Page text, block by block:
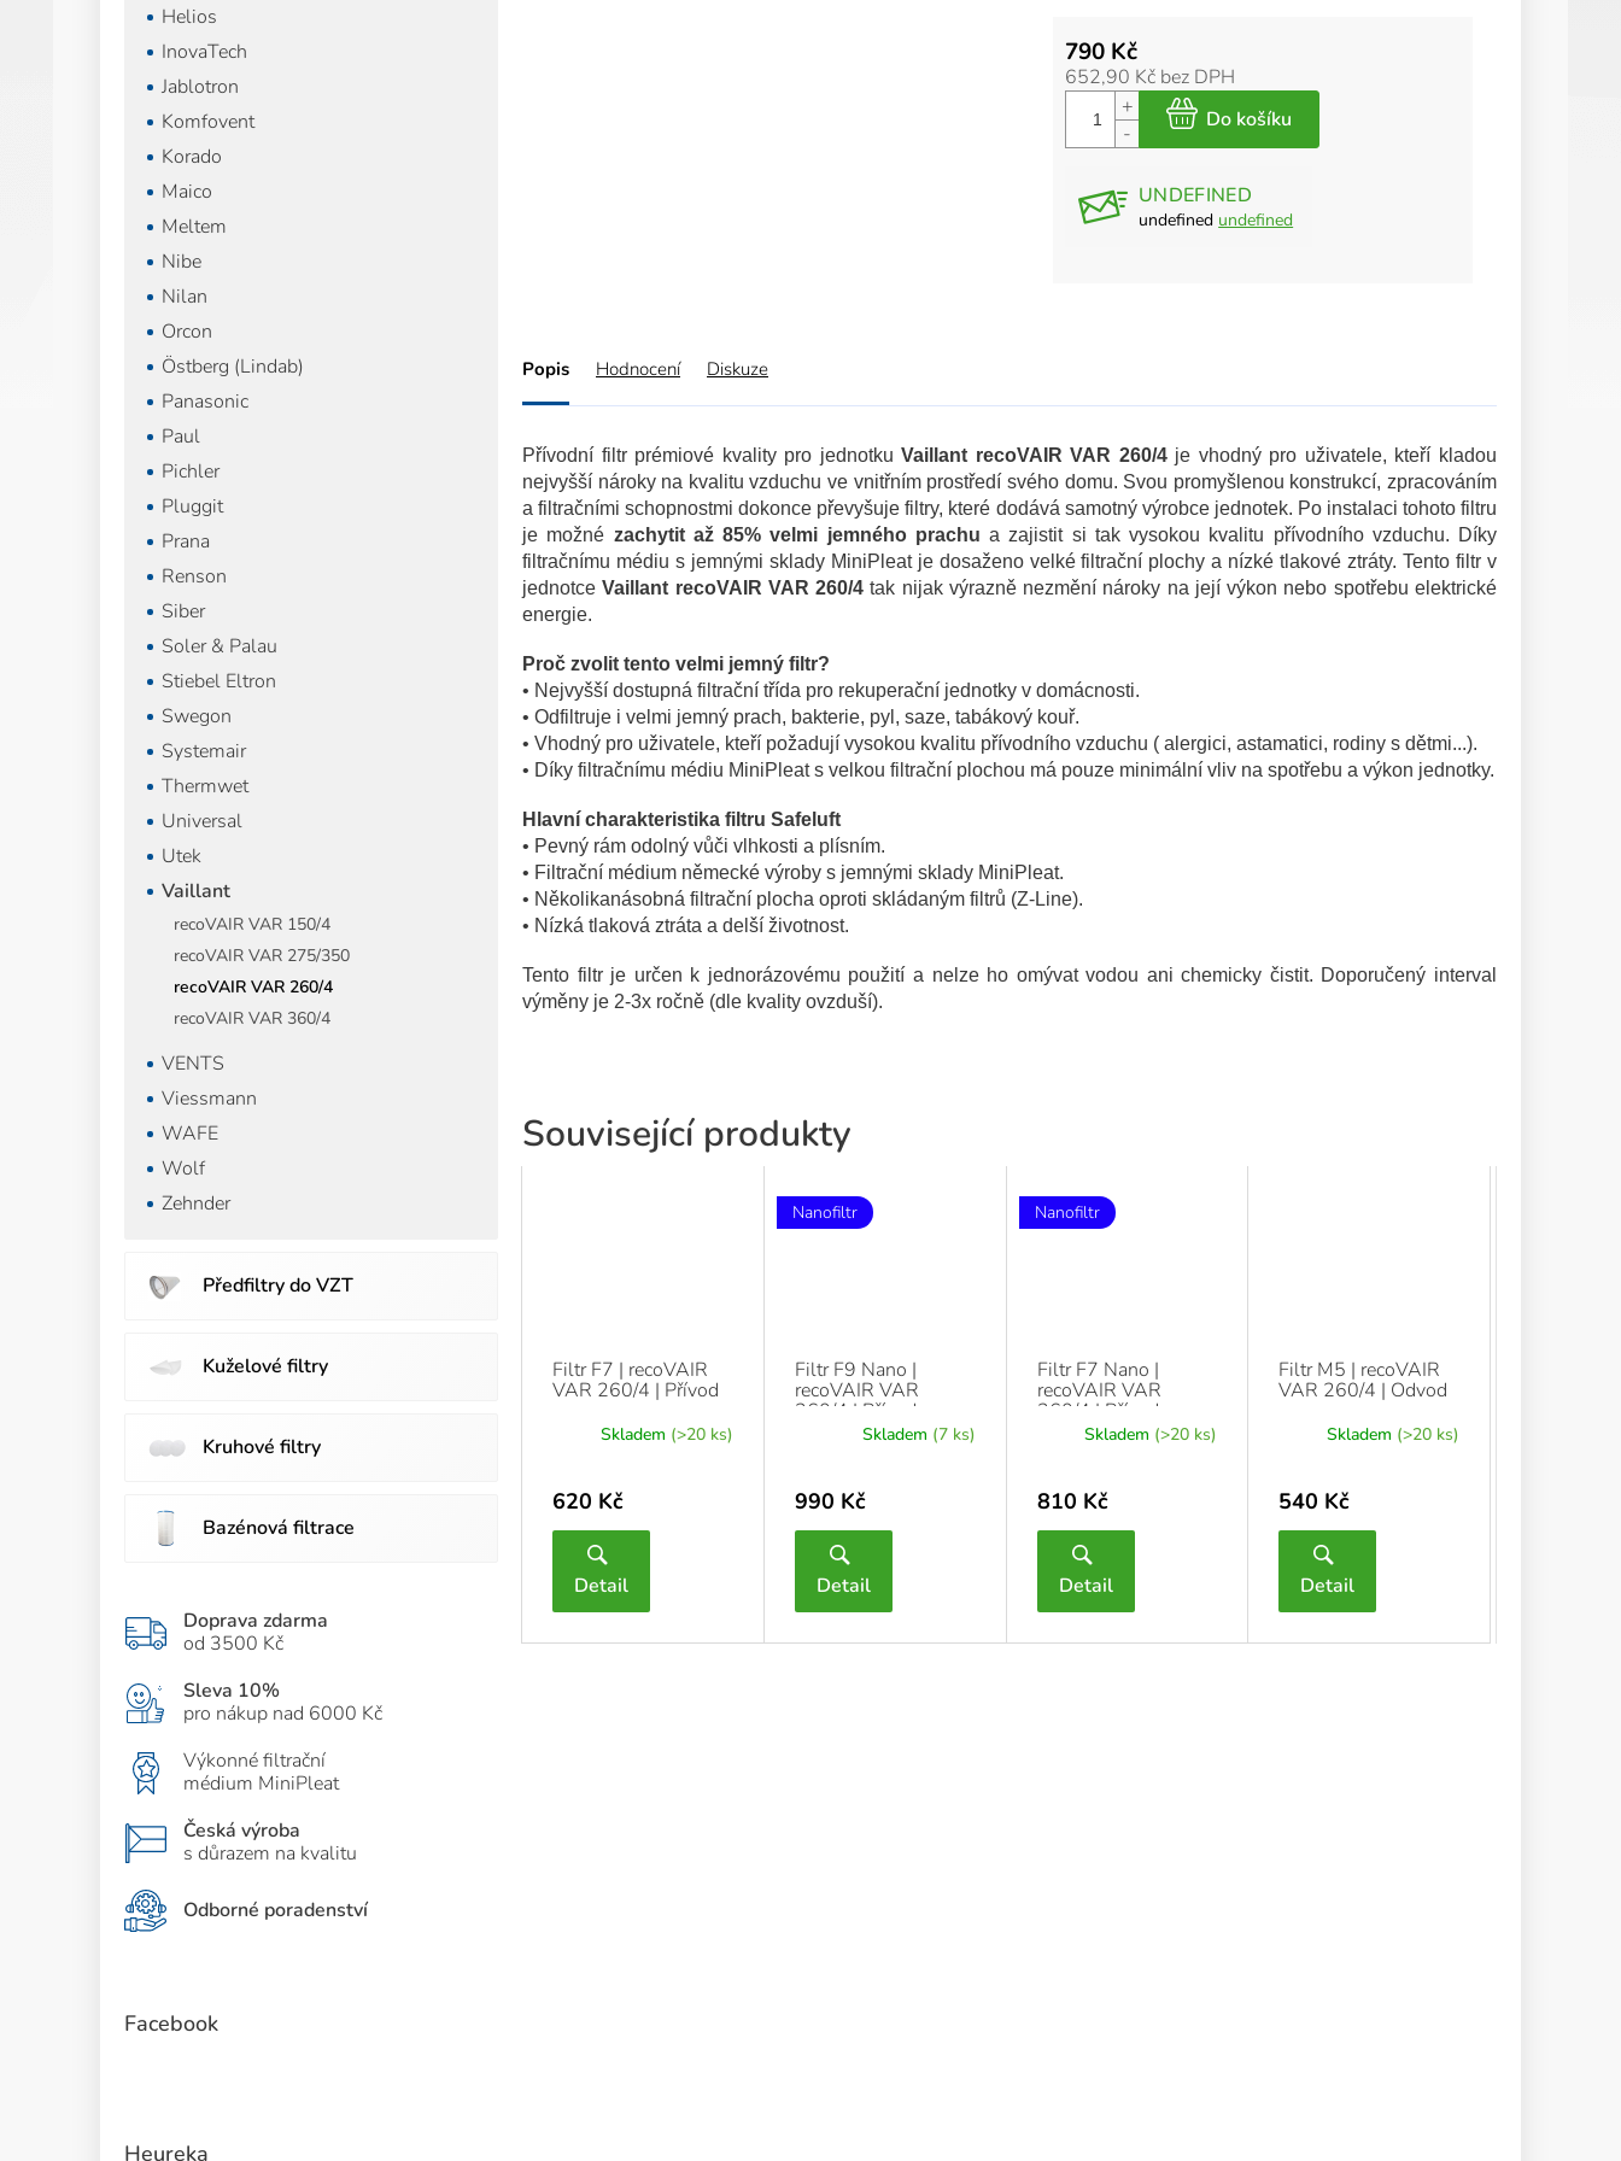
Helios
InovaTech
Jablotron
Komfovent
Korado
Maico
Meltem
Nibe
Nilan
Orcon
Östberg (Lindab)
Panasonic
Paul
Pichler
Pluggit
Prana
Renson
Siber
Soler & Palau
Stiebel Eltron
Swegon
Systemair
Thermwet
Universal
Utek
Vaillant
recoVAIR VAR 150/4
recoVAIR VAR 275/350
recoVAIR VAR 260/4
recoVAIR VAR 360/4
VENTS
Viessmann
WAFE
Wolf
Zehnder
Předfiltry do VZT
Kuželové filtry
Kruhové filtry
Bazénová filtrace
Doprava zdarma
od 3500 Kč
Sleva 10%
pro nákup nad 6000 Kč
Výkonné filtrační
médium MiniPleat
Česká výroba
s důrazem na kvalitu
Odborné poradenství
Facebook
Heureka
790 Kč
652,90 Kč bez DPH
UNDEFINED
undefined undefined
Související produkty
Filtr F7 | recoVAIR
VAR 260/4 | Přívod
Skladem (>20 ks)
620 Kč
Detail
Nanofiltr
Filtr F9 Nano |
recoVAIR VAR
260/4 | Přívod
Skladem (7 ks)
990 Kč
Detail
Nanofiltr
Filtr F7 Nano |
recoVAIR VAR
260/4 | Přívod
Skladem (>20 ks)
810 Kč
Detail
Filtr M5 | recoVAIR
VAR 260/4 | Odvod
Skladem (>20 ks)
540 Kč
Detail
Popis Hodnocení Diskuze
Přívodní filtr prémiové kvality pro jednotkuVaillant recoVAIR VAR 260/4je vhodný pro uživatele, kteří kladou
nejvyšší nároky na kvalitu vzduchu ve vnitřním prostředí svého domu. Svou promyšlenou konstrukcí, zpracováním
a filtračními schopnostmi dokonce převyšuje filtry, které dodává samotný výrobce jednotek. Po instalaci tohoto filtru
je možné zachytit až 85% velmi jemného prachu a zajistit si tak vysokou kvalitu přívodního vzduchu. Díky
filtračnímu médiu s jemnými sklady MiniPleat je dosaženo velké filtrační plochy a nízké tlakové ztráty. Tento filtr v
jednotceVaillant recoVAIR VAR 260/4tak nijak výrazně nezmění nároky na její výkon nebo spotřebu elektrické
energie.
Proč zvolit tento velmi jemný filtr?
• Nejvyšší dostupná filtrační třída pro rekuperační jednotky v domácnosti.
• Odfiltruje i velmi jemný prach, bakterie, pyl, saze, tabákový kouř.
• Vhodný pro uživatele, kteří požadují vysokou kvalitu přívodního vzduchu ( alergici, astamatici, rodiny s dětmi...).
• Díky filtračnímu médiu MiniPleat s velkou filtrační plochou má pouze minimální vliv na spotřebu a výkon jednotky.
Hlavní charakteristika filtru Safeluft
• Pevný rám odolný vůči vlhkosti a plísním.
• Filtrační médium německé výroby s jemnými sklady MiniPleat.
• Několikanásobná filtrační plocha oproti skládaným filtrů (Z-Line).
• Nízká tlaková ztráta a delší životnost.
Tento filtr je určen k jednorázovému použití a nelze ho omývat vodou ani chemicky čistit. Doporučený interval
výměny je 2-3x ročně (dle kvality ovzduší).